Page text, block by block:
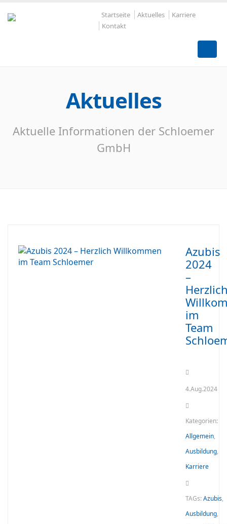
Startseite Aktuelles
Karriere
Kontakt
Aktuelles
Aktuelle Informationen der Schloemer
GmbH
Azubis
2024
–
im
Team
4.Aug.2024
Kategorien:
Allgemein,
Ausbildung,
Karriere
TAGs:Azubis,
Ausbildung,